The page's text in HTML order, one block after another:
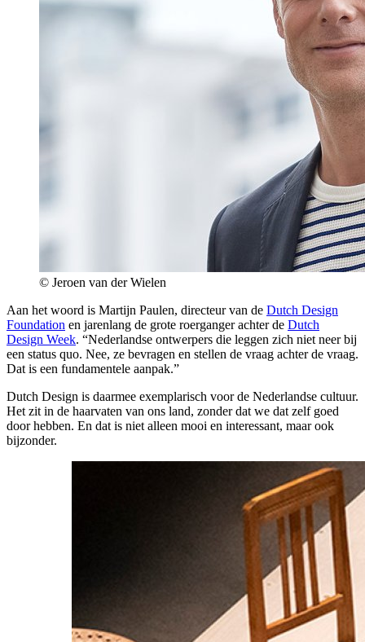
© Jeroen van der Wielen
Aan het woord is Martijn Paulen, directeur van de Dutch Design
Foundation en jarenlang de grote roerganger achter de Dutch
Design Week. “Nederlandse ontwerpers die leggen zich niet neer bij
een status quo. Nee, ze bevragen en stellen de vraag achter de vraag.
Dat is een fundamentele aanpak.”
Dutch Design is daarmee exemplarisch voor de Nederlandse cultuur.
Het zit in de haarvaten van ons land, zonder dat we dat zelf goed
door hebben. En dat is niet alleen mooi en interessant, maar ook
bijzonder.